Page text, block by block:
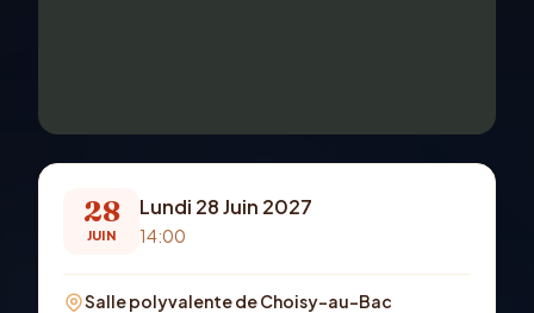
28
JUIN
Lundi 28 Juin 2027
14:00
Salle polyvalente de Choisy-au-Bac